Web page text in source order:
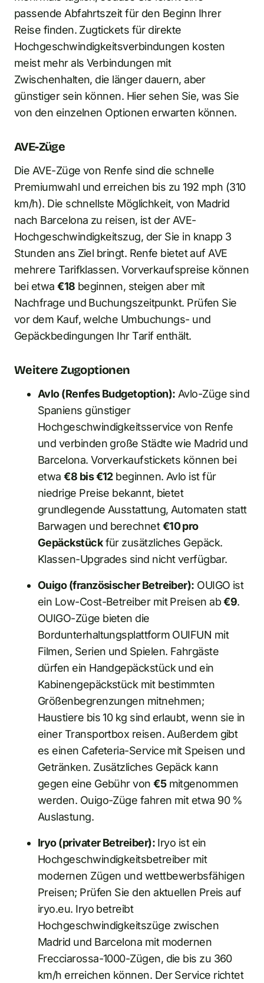
passende Abfahrtszeit für den Beginn Ihrer
Reise finden. Zugtickets für direkte
Hochgeschwindigkeitsverbindungen kosten
meist mehr als Verbindungen mit
Zwischenhalten, die länger dauern, aber
günstiger sein können. Hier sehen Sie, was Sie
von den einzelnen Optionen erwarten können.
AVE-Züge
Die AVE-Züge von Renfe sind die schnelle
Premiumwahl und erreichen bis zu 192 mph (310
km/h). Die schnellste Möglichkeit, von Madrid
nach Barcelona zu reisen, ist der AVE-
Hochgeschwindigkeitszug, der Sie in knapp 3
Stunden ans Ziel bringt. Renfe bietet auf AVE
mehrere Tarifklassen. Vorverkaufspreise können
bei etwa€18 beginnen, steigen aber mit
Nachfrage und Buchungszeitpunkt. Prüfen Sie
vor dem Kauf, welche Umbuchungs- und
Gepäckbedingungen Ihr Tarif enthält.
Weitere Zugoptionen
Avlo (Renfes Budgetoption): Avlo-Züge sind
Spaniens günstiger
Hochgeschwindigkeitsservice von Renfe
und verbinden große Städte wie Madrid und
Barcelona. Vorverkaufstickets können bei
etwa€8 bis €12beginnen. Avlo ist für
niedrige Preise bekannt, bietet
grundlegende Ausstattung, Automaten statt
Barwagen und berechnet€10 pro
Gepäckstückfür zusätzliches Gepäck.
Klassen-Upgrades sind nicht verfügbar.
Ouigo (französischer Betreiber): OUIGO ist
ein Low-Cost-Betreiber mit Preisen ab€9.
OUIGO-Züge bieten die
Bordunterhaltungsplattform OUIFUN mit
Filmen, Serien und Spielen. Fahrgäste
dürfen ein Handgepäckstück und ein
Kabinengepäckstück mit bestimmten
Größenbegrenzungen mitnehmen;
Haustiere bis 10 kg sind erlaubt, wenn sie in
einer Transportbox reisen. Außerdem gibt
es einen Cafeteria-Service mit Speisen und
Getränken. Zusätzliches Gepäck kann
gegen eine Gebühr von€5mitgenommen
werden. Ouigo-Züge fahren mit etwa 90 %
Auslastung.
Iryo (privater Betreiber):Iryo ist ein
Hochgeschwindigkeitsbetreiber mit
modernen Zügen und wettbewerbsfähigen
Preisen; Prüfen Sie den aktuellen Preis auf
iryo.eu. Iryo betreibt
Hochgeschwindigkeitszüge zwischen
Madrid und Barcelona mit modernen
Frecciarossa-1000-Zügen, die bis zu 360
km/h erreichen können. Der Service richtet